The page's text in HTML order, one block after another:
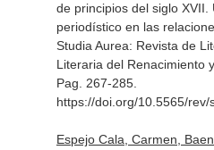
de principios del siglo
periodístico en las
Studia Aurea: Revista de
Literaria del Renacimiento
Pag. 267-285.
https://doi.org/10.5565/rev/
Espejo Cala, Carmen,